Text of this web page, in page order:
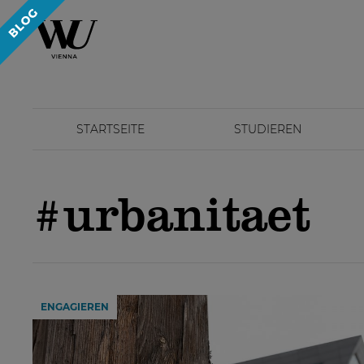
STARTSEITE STUDIEREN
#urbanitaet
ENGAGIEREN